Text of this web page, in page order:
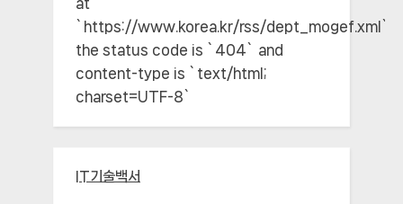
at
`https://www.korea.kr/rss/dept_mogef.xml`;
the status code is `404` and
content-type is `text/html;
charset=UTF-8`
IT기술백서